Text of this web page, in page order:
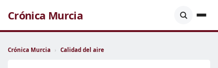
Crónica Murcia
Crónica Murcia › Calidad del aire